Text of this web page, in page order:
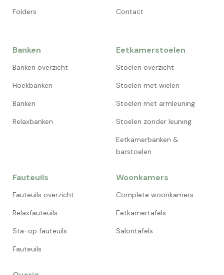
Folders
Contact
Banken
Banken overzicht
Hoekbanken
Banken
Relaxbanken
Eetkamerstoelen
Stoelen overzicht
Stoelen met wielen
Stoelen met armleuning
Stoelen zonder leuning
Eetkamerbanken &
barstoelen
Fauteuils
Fauteuils overzicht
Relaxfauteuils
Sta-op fauteuils
Fauteuils
Woonkamers
Complete woonkamers
Eetkamertafels
Salontafels